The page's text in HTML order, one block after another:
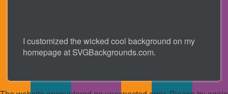
I customized the wicked cool background on my
homepage at SVGBackgrounds.com.